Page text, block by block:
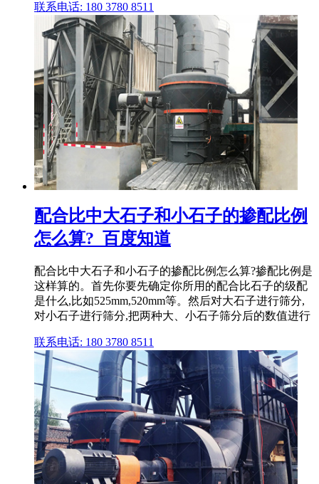
联系电话: 180 3780 8511
配合比中大石子和小石子的掺配比例
怎么算?_百度知道
配合比中大石子和小石子的掺配比例怎么算?掺配比例是
这样算的。首先你要先确定你所用的配合比石子的级配
是什么,比如525mm,520mm等。然后对大石子进行筛分,
对小石子进行筛分,把两种大、小石子筛分后的数值进行
联系电话: 180 3780 8511